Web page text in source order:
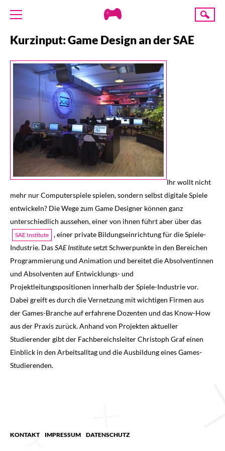
Creative
ÜBER UNS
AKTUELLES
TERMINE
ANGEBOTE
PROJEKTE
PRESSE
SPENDE
Suche
Kurzinput: Game Design an der SAE
Ihr wollt nicht
mehr nur Computerspiele spielen, sondern selbst digitale Spiele
entwickeln? Die Wege zum Game Designer können ganz
unterschiedlich aussehen, einer von ihnen führt aber über das
SAE Institute
, einer private Bildungseinrichtung für die Spiele-
Industrie. DasSAE Institutesetzt Schwerpunkte in den Bereichen
Programmierung und Animation und bereitet die Absolventinnen
und Absolventen auf Entwicklungs- und
Projektleitungspositionen innerhalb der Spiele-Industrie vor.
Dabei greift es durch die Vernetzung mit wichtigen Firmen aus
der Games-Branche auf erfahrene Dozenten und das Know-How
aus der Praxis zurück. Anhand von Projekten aktueller
Studierender gibt der Fachbereichsleiter Christoph Graf einen
Einblick in den Arbeitsalltag und die Ausbildung eines Games-
Studierenden.
KONTAKT IMPRESSUM DATENSCHUTZ